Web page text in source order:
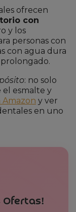
ofrecen
con
y los
personas con
con agua dura
: no solo
el esmalte y
y ver
en uno
Ofertas!